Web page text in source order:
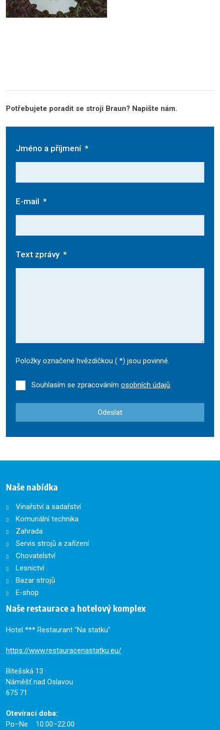
Potřebujete poradit se stroji Braun? Napište nám.
Jméno a příjmení *
E-mail *
Text zprávy *
Položky označené hvězdičkou ( *) jsou povinné.
Souhlasím se zpracováním osobních údajů.
Odeslat
Naše nabídka
Vinařství a sadařství
Komunální technika
Zahrada
Servis strojů a zařízení
Chovatelství
Lesnictví
Bazar strojů
E-shop
Naše restaurace a hotelový komplex
Hotel *** Restaurant "Na statku"
https://www.restauracenastatku.eu/
Bítešská 13
Náměšť nad Oslavou
675 71
Otevírací doba:
Po–Ne 10:00–22:00